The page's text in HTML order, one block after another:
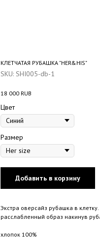
КЛЕТЧАТАЯ РУБАШКА "HER&HIS"
SKU: SHI005-db-1
18 000 RUB
Цвет
Размер
Добавить в корзину
Экстра оверсайз рубашка в
расслабленный образ накинув
хлопок 100%